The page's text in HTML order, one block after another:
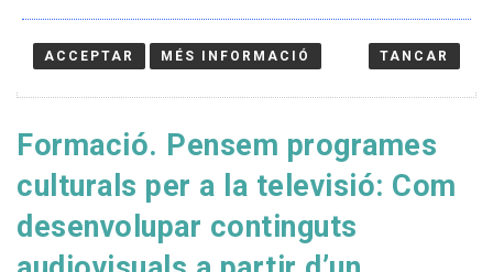
Formació. Pensem programes
culturals per a la televisió: Com
desenvolupar continguts
ACCEPTAR MÉS INFORMACIÓ TANCAR